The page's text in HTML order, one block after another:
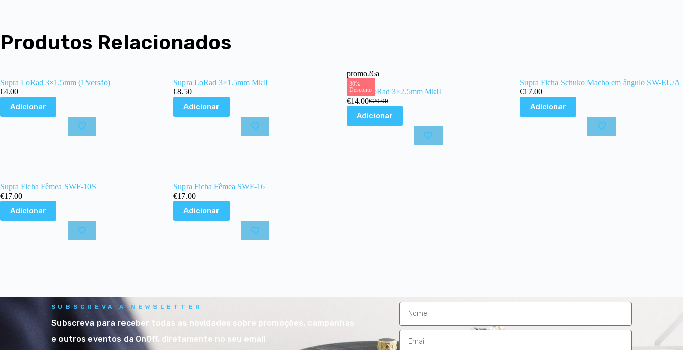
Produtos Relacionados
Supra LoRad 3×1.5mm (1ªversão)
€4.00
Adicionar
Supra LoRad 3×1.5mm MkII
€8.50
Adicionar
promo26a
30%
Desconto
Supra LoRad 3×2.5mm MkII
€20.00
€14.00
Adicionar
Supra Ficha Schuko Macho em ângulo SW-EU/A
€17.00
Adicionar
Supra Ficha Fêmea SWF-10S
€17.00
Adicionar
Supra Ficha Fêmea SWF-16
€17.00
Adicionar
SUBSCREVA A NEWSLETTER
Subscreva para receber todas as novidades sobre promoções, campanhas
e outros eventos da OnOff, diretamente no seu email